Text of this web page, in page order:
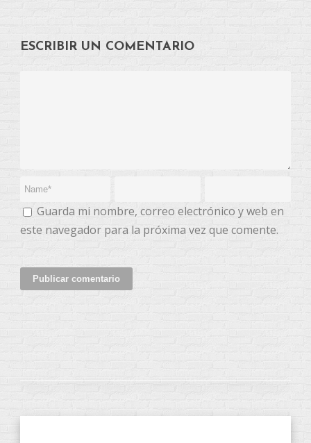
ESCRIBIR UN COMENTARIO
Guarda mi nombre, correo electrónico y web en
este navegador para la próxima vez que comente.